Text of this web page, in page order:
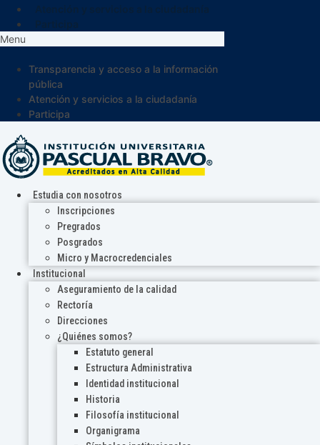
Menu
Transparencia y acceso a la información
pública
Atención y servicios a la ciudadanía
Participa
Estudia con nosotros
Inscripciones
Pregrados
Posgrados
Micro y Macrocredenciales
Institucional
Aseguramiento de la calidad
Rectoría
Direcciones
¿Quiénes somos?
Estatuto general
Estructura Administrativa
Identidad institucional
Historia
Filosofía institucional
Organigrama